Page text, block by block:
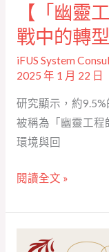
【「幽靈
戰中的轉型
iFUS System
2025 年 1 月 22 日
研究顯示，約
被稱為「幽靈工程
環境與回
戰
的
型
契
機 】
閱讀全文 »
【 AI